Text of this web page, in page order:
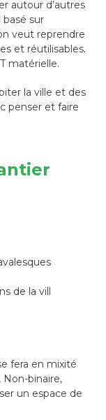
autour d’autres
basé sur
veut reprendre
et réutilisables.
matérielle.
la ville et des
penser et faire
de la vill
fera en mixité
binaire,
un espace de